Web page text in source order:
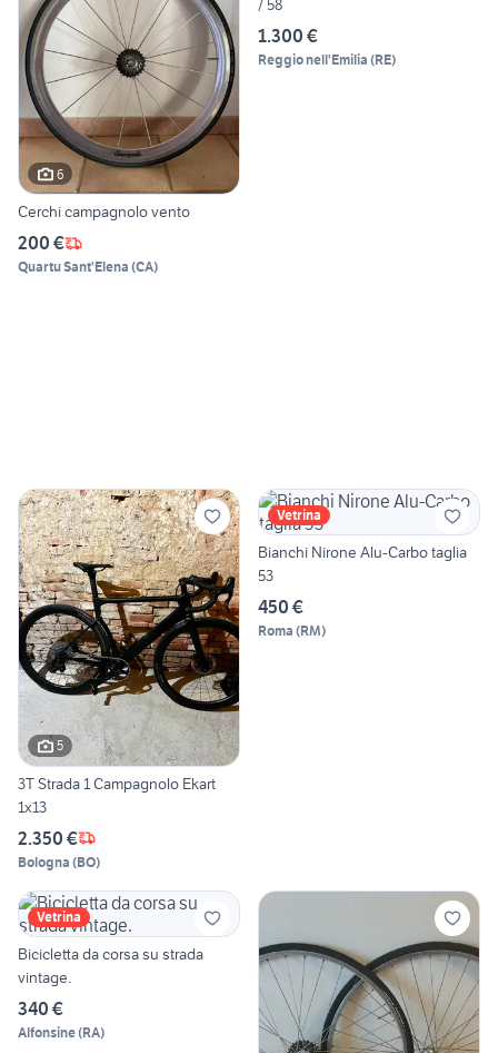
6
Cerchi campagnolo vento
200 €
Quartu Sant'Elena (CA)
/ 58
1.300 €
Reggio nell'Emilia (RE)
5
3T Strada 1 Campagnolo Ekart
1x13
2.350 €
Bologna (BO)
Vetrina
Bianchi Nirone Alu-Carbo taglia
53
450 €
Roma (RM)
Vetrina
Bicicletta da corsa su strada
vintage.
340 €
Alfonsine(RA)